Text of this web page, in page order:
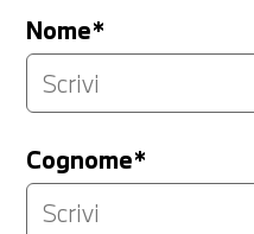
Nome*
Cognome*